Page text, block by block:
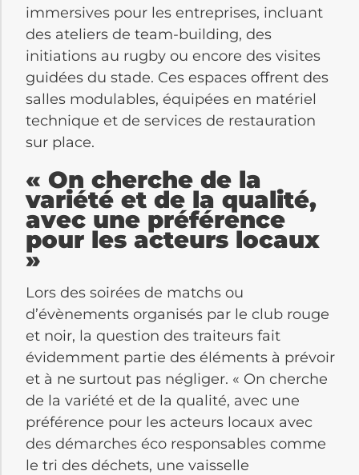
immersives pour les entreprises, incluant
des ateliers de team-building, des
initiations au rugby ou encore des visites
guidées du stade. Ces espaces offrent des
salles modulables, équipées en matériel
technique et de services de restauration
sur place.
« On cherche de la
variété et de la qualité,
avec une préférence
pour les acteurs locaux
»
Lors des soirées de matchs ou
d’évènements organisés par le club rouge
et noir, la question des traiteurs fait
évidemment partie des éléments à prévoir
et à ne surtout pas négliger. « On cherche
de la variété et de la qualité, avec une
préférence pour les acteurs locaux avec
des démarches éco responsables comme
le tri des déchets, une vaisselle